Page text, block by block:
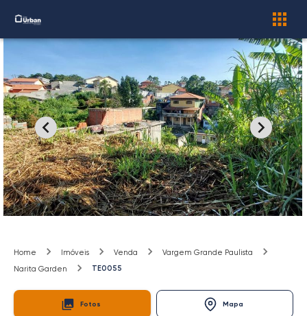
Home Imóveis Venda
Vargem Grande Paulista
Narita Garden
TE0055
Fotos Mapa